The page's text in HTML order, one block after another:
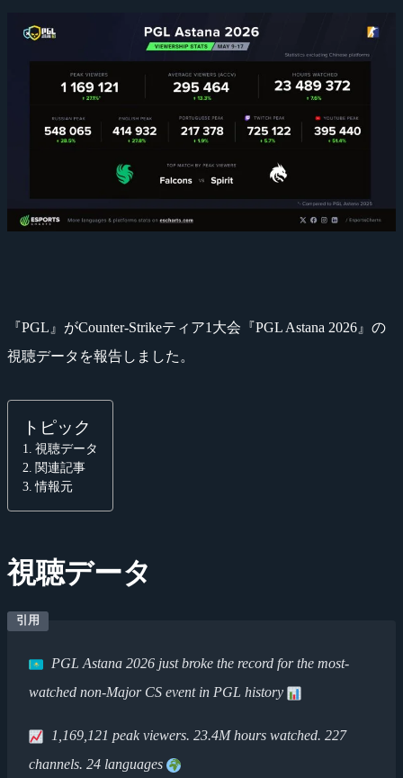
『PGL』がCounter-Strikeティア1大会『PGL Astana 2026』の
視聴データを報告しました。
トピック
視聴データ
関連記事
情報元
視聴データ
PGL Astana 2026 just broke the record for the most-
watched non-Major CS event in PGL history
1,169,121 peak viewers. 23.4M hours watched. 227
channels. 24 languages